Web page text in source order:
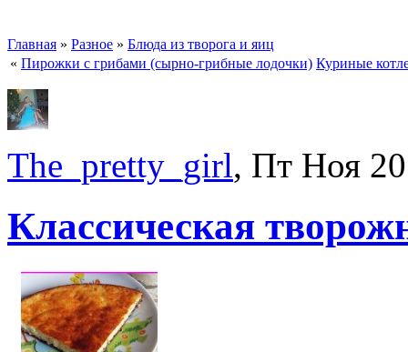
Главная » Разное » Блюда из творога и яиц
« Пирожки с грибами (сырно-грибные лодочки) Куриные
The_pretty_girl, Пт Ноя
Классическая